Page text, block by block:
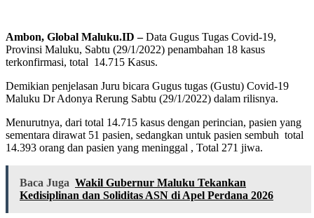
Ambon, Global Maluku.ID –Data Gugus Tugas Covid-19,
Provinsi Maluku, Sabtu (29/1/2022) penambahan 18 kasus
terkonfirmasi, total 14.715 Kasus.
Demikian penjelasan Juru bicara Gugus tugas (Gustu) Covid-19
Maluku Dr Adonya Rerung Sabtu (29/1/2022) dalam rilisnya.
Menurutnya, dari total 14.715 kasus dengan perincian, pasien yang
sementara dirawat 51 pasien, sedangkan untuk pasien sembuh total
14.393 orang dan pasien yang meninggal , Total 271 jiwa.
Baca Juga Wakil Gubernur Maluku Tekankan
Kedisiplinan dan Soliditas ASN di Apel Perdana 2026